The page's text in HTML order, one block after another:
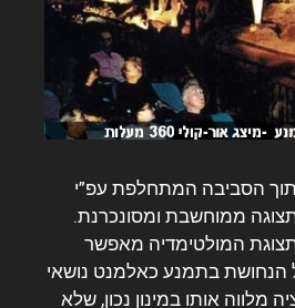
הסביבה המתחלפת עפ”י
ממוחשבת ומסונכרנת.
תצוגת המולטימדיה מאפשר
הנחושת בתמנע כאלמנט נושאי
מלווה אותו במינון נכון, שלא